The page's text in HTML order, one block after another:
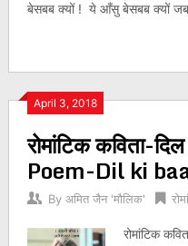
बेसबब क्यों ! ये आँसु बेसबब क्यों जब
April 3, 2018
रोमांटिक कविता-
Poem-Dil ki
By अमित जैन 'मौलिक'
रोमांटिक